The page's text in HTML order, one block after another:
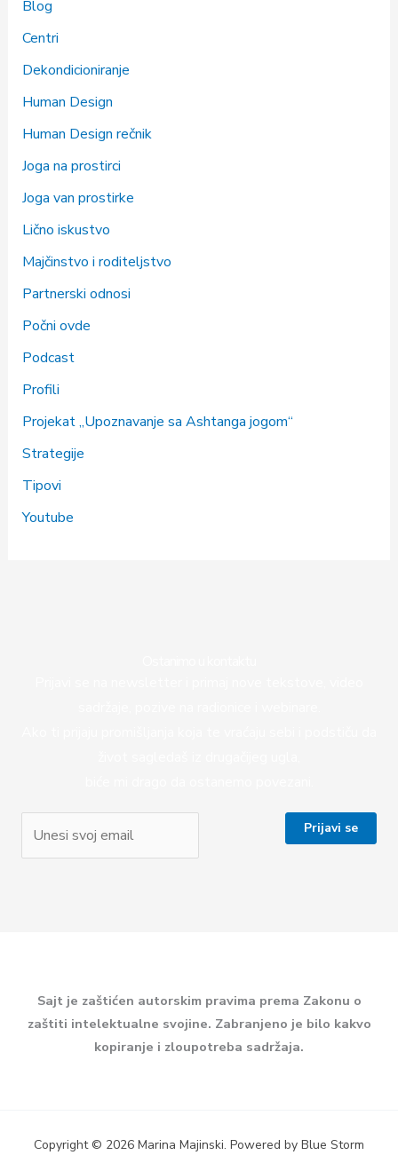
Blog
Centri
Dekondicioniranje
Human Design
Human Design rečnik
Joga na prostirci
Joga van prostirke
Lično iskustvo
Majčinstvo i roditeljstvo
Partnerski odnosi
Počni ovde
Podcast
Profili
Projekat „Upoznavanje sa Ashtanga jogom“
Strategije
Tipovi
Youtube
Sajt je zaštićen autorskim pravima prema Zakonu o
zaštiti intelektualne svojine. Zabranjeno je bilo kakvo
kopiranje i zloupotreba sadržaja.
Copyright © 2026 Marina Majinski. Powered by Blue Storm